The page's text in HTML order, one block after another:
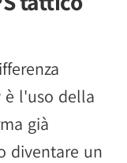
è l'uso della
già
diventare un